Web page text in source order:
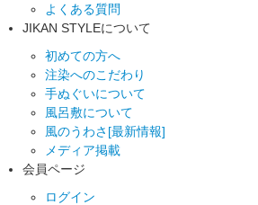
よくある質問
JIKAN STYLEについて
初めての方へ
注染へのこだわり
手ぬぐいについて
風呂敷について
風のうわさ[最新情報]
メディア掲載
会員ページ
ログイン